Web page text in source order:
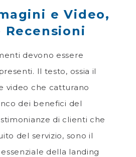
e Video,
Recensioni
devono essere
Il testo, ossia il
video che catturano
dei benefici del
di clienti che
del servizio, sono il
della landing